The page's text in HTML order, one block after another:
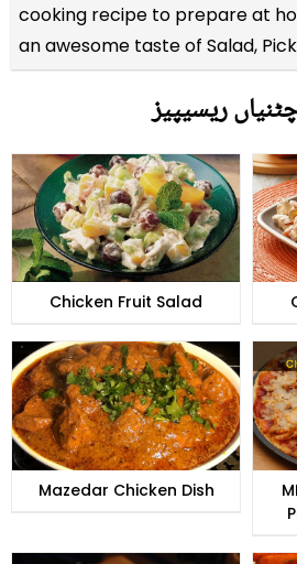
cooking recipe to prepare at
an awesome taste of Salad,
Chicken Fruit Salad
Mazedar Chicken Dish